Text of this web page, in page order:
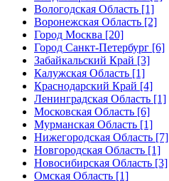
Вологодская Область [1]
Воронежская Область [2]
Город Москва [20]
Город Санкт-Петербург [6]
Забайкальский Край [3]
Калужская Область [1]
Краснодарский Край [4]
Ленинградская Область [1]
Московская Область [6]
Мурманская Область [1]
Нижегородская Область [7]
Новгородская Область [1]
Новосибирская Область [3]
Омская Область [1]